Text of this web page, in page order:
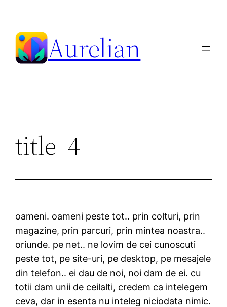
content
Aurelian
title_4
oameni. oameni peste tot.. prin colturi, prin
magazine, prin parcuri, prin mintea noastra..
oriunde. pe net.. ne lovim de cei cunoscuti
peste tot, pe site-uri, pe desktop, pe mesajele
din telefon.. ei dau de noi, noi dam de ei. cu
totii dam unii de ceilalti, credem ca intelegem
ceva, dar in esenta nu inteleg niciodata nimic.